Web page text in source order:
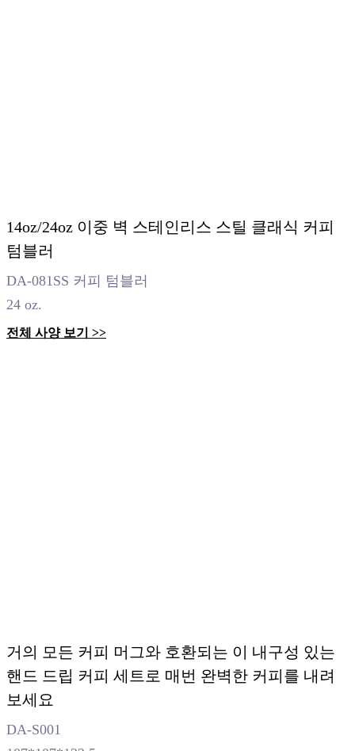
14oz/24oz 이중 벽 스테인리스 스틸 클래식 커피
텀블러
DA-081SS 커피 텀블러
24 oz.
전체 사양 보기 >>
거의 모든 커피 머그와 호환되는 이 내구성 있는
핸드 드립 커피 세트로 매번 완벽한 커피를 내려
보세요
DA-S001